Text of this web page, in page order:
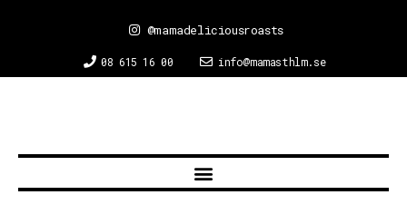
08 615 16 00 info@mamasthlm.se
@mamadeliciousroasts